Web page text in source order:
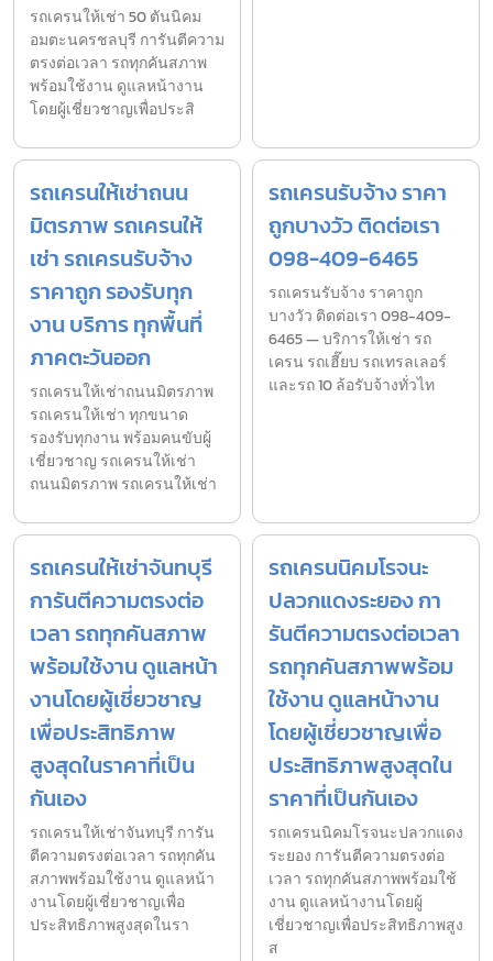
รถเครนให้เช่า 50 ตันนิคม
อมตะนครชลบุรี การันตีความ
ตรงต่อเวลา รถทุกคันสภาพ
พร้อมใช้งาน ดูแลหน้างาน
โดยผู้เชี่ยวชาญเพื่อประสิ
รถเครนให้เช่าถนน
มิตรภาพ รถเครนให้
เช่า รถเครนรับจ้าง
ราคาถูก รองรับทุก
งาน บริการ ทุกพื้นที่
ภาคตะวันออก
รถเครนให้เช่าถนนมิตรภาพ
รถเครนให้เช่า ทุกขนาด
รองรับทุกงาน พร้อมคนขับผู้
เชี่ยวชาญ รถเครนให้เช่า
ถนนมิตรภาพ รถเครนให้เช่า
รถเครนรับจ้าง ราคา
ถูกบางวัว ติดต่อเรา
098-409-6465
รถเครนรับจ้าง ราคาถูก
บางวัว ติดต่อเรา 098-409-
6465 — บริการให้เช่า รถ
เครน รถเฮี๊ยบ รถเทรลเลอร์
และรถ 10 ล้อรับจ้างทั่วไท
รถเครนให้เช่าจันทบุรี
การันตีความตรงต่อ
เวลา รถทุกคันสภาพ
พร้อมใช้งาน ดูแลหน้า
งานโดยผู้เชี่ยวชาญ
เพื่อประสิทธิภาพ
สูงสุดในราคาที่เป็น
กันเอง
รถเครนให้เช่าจันทบุรี การัน
ตีความตรงต่อเวลา รถทุกคัน
สภาพพร้อมใช้งาน ดูแลหน้า
งานโดยผู้เชี่ยวชาญเพื่อ
ประสิทธิภาพสูงสุดในรา
รถเครนนิคมโรจนะ
ปลวกแดงระยอง กา
รันตีความตรงต่อเวลา
รถทุกคันสภาพพร้อม
ใช้งาน ดูแลหน้างาน
โดยผู้เชี่ยวชาญเพื่อ
ประสิทธิภาพสูงสุดใน
ราคาที่เป็นกันเอง
รถเครนนิคมโรจนะปลวกแดง
ระยอง การันตีความตรงต่อ
เวลา รถทุกคันสภาพพร้อมใช้
งาน ดูแลหน้างานโดยผู้
เชี่ยวชาญเพื่อประสิทธิภาพสูง
ส